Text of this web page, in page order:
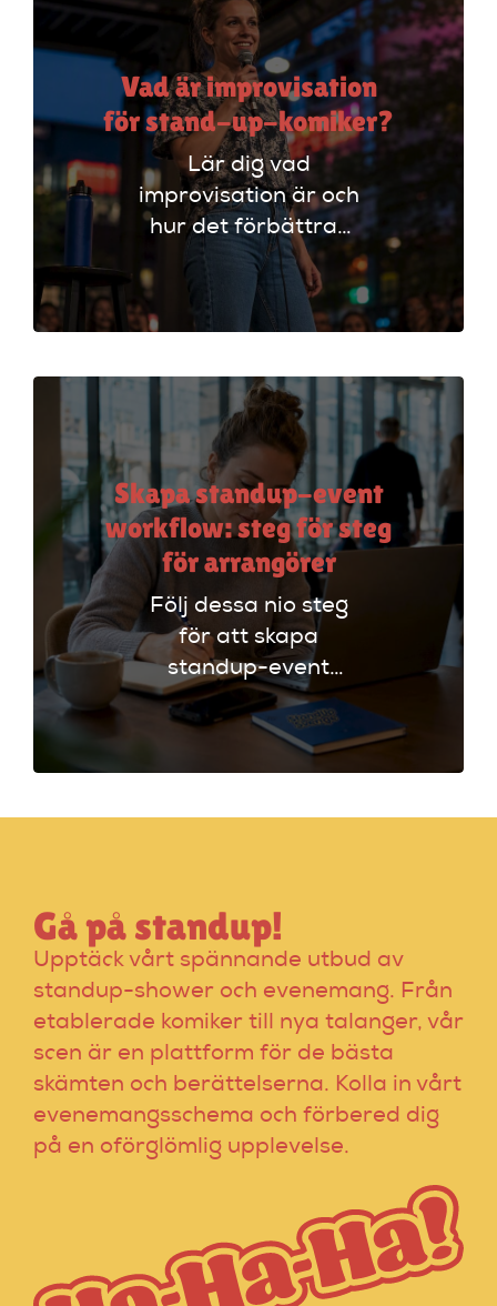
Vad är improvisation
för stand-up-komiker?
Lär dig vad
improvisation är och
hur det förbättrar
din stand-up!
Upptäck tekniker
som stärker ditt
scenframträdande.
Skapa standup-event
workflow: steg för steg
för arrangörer
Följ dessa nio steg
för att skapa
standup-event
workflow. Planera
effektivt och undvik
vanliga misstag för
Gå på standup!
Upptäck vårt spännande utbud av
standup-shower och evenemang. Från
etablerade komiker till nya talanger, vår
scen är en plattform för de bästa
skämten och berättelserna. Kolla in vårt
evenemangsschema och förbered dig
på en oförglömlig upplevelse.